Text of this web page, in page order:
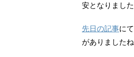
安となりました
先日の記事に
がありましたね